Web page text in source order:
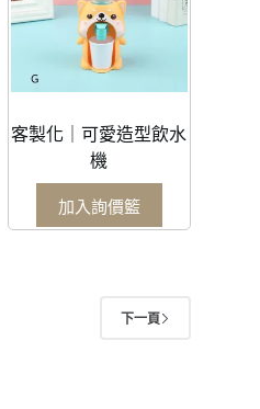
客製化｜可愛造型飲水
機
加入詢價籃
下一頁